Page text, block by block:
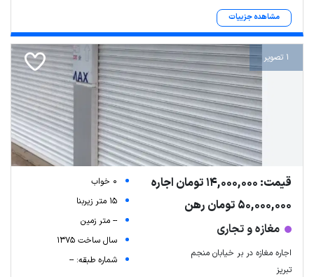
مشاهده جزییات
1 تصویر
قیمت: 14,000,000 تومان اجاره
50,000,000 تومان رهن
مغازه و تجاری
اجاره مغازه در بر خیابان منجم
تبریز
0 خواب
15 متر زیربنا
-- متر زمین
سال ساخت 1375
شماره طبقه: --